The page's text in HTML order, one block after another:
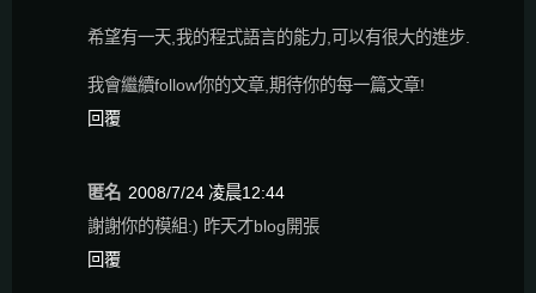
希望有一天,我的程式語言的能力,可以有很大的進步.
我會繼續follow你的文章,期待你的每一篇文章!
回覆
匿名 2008/7/24 凌晨12:44
謝謝你的模組:) 昨天才blog開張
回覆